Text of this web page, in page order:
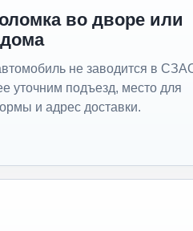
во дворе или
не заводится в
уточним подъезд, место для
и адрес доставки.